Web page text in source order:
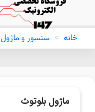
خانه > سنسور و ماژول
ماژول بلوتوث